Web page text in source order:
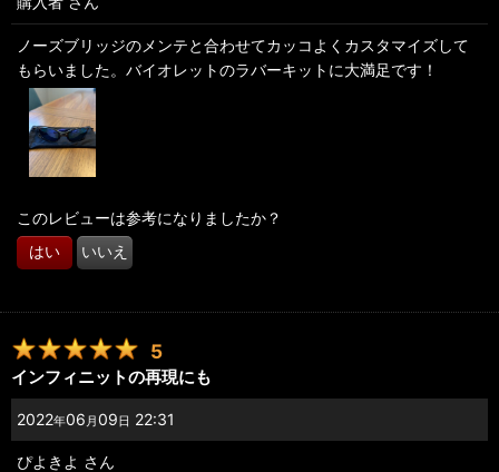
ノーズブリッジのメンテと合わせてカッコよくカスタマイズして
もらいました。バイオレットのラバーキットに大満足です！
このレビューは参考になりましたか？
はい いいえ
5
インフィニットの再現にも
2022年06 月09日 22:31
ぴよきよ さん